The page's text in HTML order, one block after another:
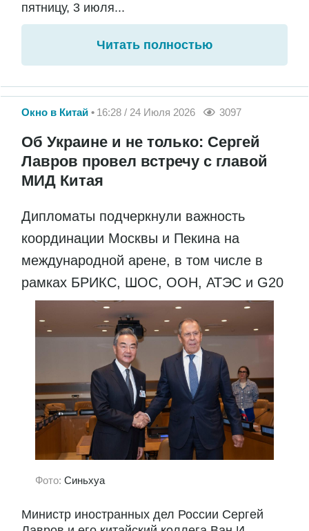
пятницу, 3 июля...
Читать полностью
Окно в Китай 16:28 / 24 Июля 2026 3097
Об Украине и не только: Сергей
Лавров провел встречу с главой
МИД Китая
Дипломаты подчеркнули важность
координации Москвы и Пекина на
международной арене, в том числе в
рамках БРИКС, ШОС, ООН, АТЭС и G20
Фото: Синьхуа
Министр иностранных дел России Сергей